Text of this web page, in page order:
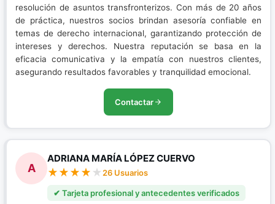
resolución de asuntos transfronterizos. Con más de 20 años
de práctica, nuestros socios brindan asesoría confiable en
temas de derecho internacional, garantizando protección de
intereses y derechos. Nuestra reputación se basa en la
eficacia comunicativa y la empatía con nuestros clientes,
asegurando resultados favorables y tranquilidad emocional.
Contactar
A
ADRIANA MARÍA LÓPEZ CUERVO
26 Usuarios
✔ Tarjeta profesional y antecedentes verificados